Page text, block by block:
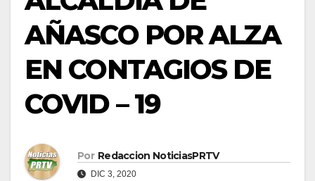
AÑASCO POR ALZA
EN CONTAGIOS DE
COVID – 19
Por Redaccion NoticiasPRTV
DIC 3, 2020